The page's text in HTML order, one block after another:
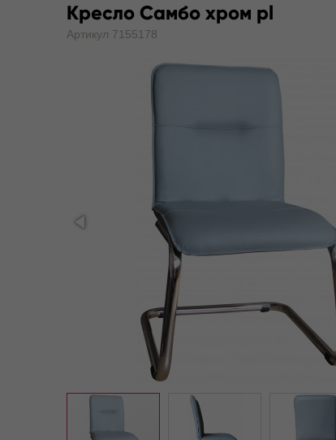
Кресло Самбо хром pl
Артикул 7155178